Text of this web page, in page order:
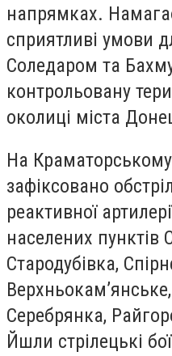
напрямках.
сприятливі умови
Соледаром та
контрольовану
околиці міста
На
зафіксовано
реактивної
населених пунктів
Стародубівка,
Серебрянка,
Йшли стрілецькі